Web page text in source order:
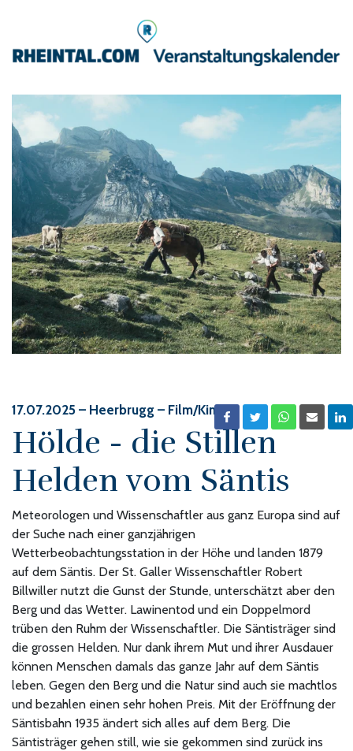
17.07.2025 – Heerbrugg – Film/Kino
Hölde - die Stillen
Helden vom Säntis
Meteorologen und Wissenschaftler aus ganz Europa sind auf
der Suche nach einer ganzjährigen
Wetterbeobachtungsstation in der Höhe und landen 1879
auf dem Säntis. Der St. Galler Wissenschaftler Robert
Billwiller nutzt die Gunst der Stunde, unterschätzt aber den
Berg und das Wetter. Lawinentod und ein Doppelmord
trüben den Ruhm der Wissenschaftler. Die Säntisträger sind
die grossen Helden. Nur dank ihrem Mut und ihrer Ausdauer
können Menschen damals das ganze Jahr auf dem Säntis
leben. Gegen den Berg und die Natur sind auch sie machtlos
und bezahlen einen sehr hohen Preis. Mit der Eröffnung der
Säntisbahn 1935 ändert sich alles auf dem Berg. Die
Säntisträger gehen still, wie sie gekommen sind zurück ins